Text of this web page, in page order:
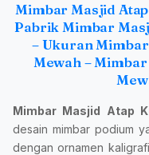
Mimbar Masjid
Pabrik Mimbar
– Ukuran
Mewah –
Mimbar Masjid Atap
desain mimbar podium
dengan ornamen